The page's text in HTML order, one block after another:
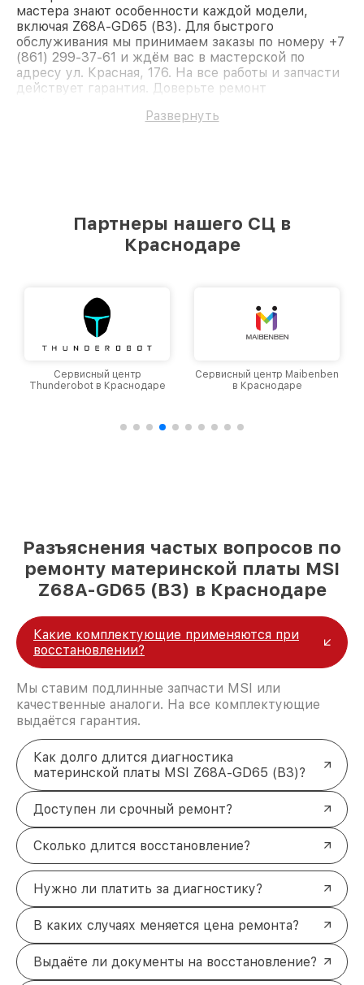
мастера знают особенности каждой модели,
включая Z68A-GD65 (B3). Для быстрого
обслуживания мы принимаем заказы по номеру +7
(861) 299-37-61 и ждём вас в мастерской по
адресу ул. Красная, 176. На все работы и запчасти
действует гарантия. Доверьте ремонт
Развернуть
Партнеры нашего СЦ в
Краснодаре
Сервисный центр
Thunderobot в Краснодаре
Сервисный центр Maibenben
в Краснодаре
Разъяснения частых вопросов по
ремонту материнской платы MSI
Z68A-GD65 (B3) в Краснодаре
Какие комплектующие применяются при
восстановлении?
Мы ставим подлинные запчасти MSI или
качественные аналоги. На все комплектующие
выдаётся гарантия.
Как долго длится диагностика
материнской платы MSI Z68A-GD65 (B3)?
Доступен ли срочный ремонт?
Сколько длится восстановление?
Нужно ли платить за диагностику?
В каких случаях меняется цена ремонта?
Выдаёте ли документы на восстановление?